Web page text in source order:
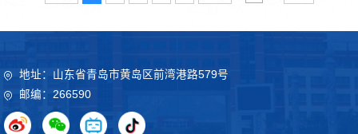
地址：山东省青岛市黄岛区前湾港路579号
邮编：266590